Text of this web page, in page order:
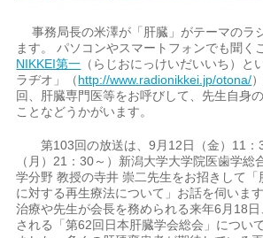
事務局長の米澤が「肝臓」がテーマのラ
ます。 パソコンやスマートフォンでも聞く
NIKKEI第一 （らじおにっけいだいいち）と
ラヂオ」（http://www.radionikkei.jp/otona/
回、肝臓専門医等をお呼びして、先生自身
ことなどうかがいます。
第103回の放送は、9月12日（金）11：
（月）21：30～）新潟大学大学院医歯学総
学分野 教授の寺井 崇二先生をお招きして
に対する再生療法について」お話を伺いま
治療や先生が会長を務められる来年6月18
される「第62回日本肝臓学会総会」につい